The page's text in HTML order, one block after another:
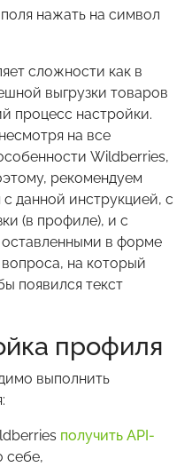
нажать на символ
сложности как в
выгрузки товаров
процесс настройки.
на все
Wildberries,
рекомендуем
данной инструкцией, с
(в профиле), и с
оставленными в форме
на который
появился текст
профиля
выполнить
получить API-
себе,